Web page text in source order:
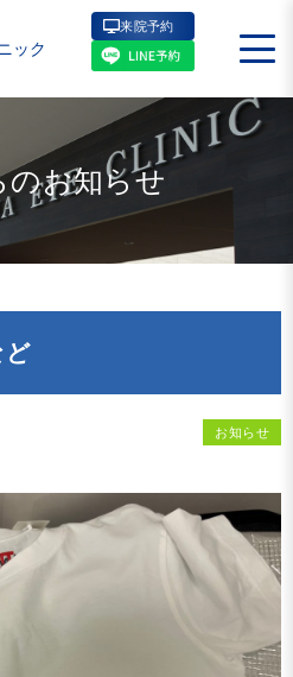
ック
来院予約
のお知らせ
ど
お知らせ